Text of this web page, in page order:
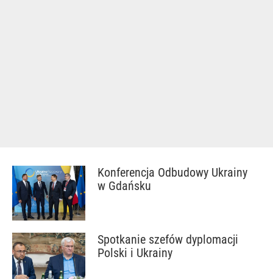
Konferencja Odbudowy Ukrainy
w Gdańsku
Spotkanie szefów dyplomacji
Polski i Ukrainy